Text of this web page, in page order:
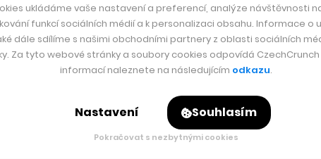
a hledají alternativy k vybraným značkám a druhům zboží
úzce profilovanou komunitou zákazníků. V dnešní době,
nabídku,“vysvětluje Samuel Huba, ředitel Shoptetu,
ukládáme vaše nastavení a preferencí, analýze návštěvnosti
funkcí sociálních médií a k personalizaci obsahu. Informace o
dále sdílíme s našimi obchodními partnery z oblasti sociálních
Za tyto webové stránky a soubory cookies odpovídá CzechCrunch
informací naleznete na následujícím odkazu.
Nastavení Souhlasím
Pokračovat s nezbytnými cookies